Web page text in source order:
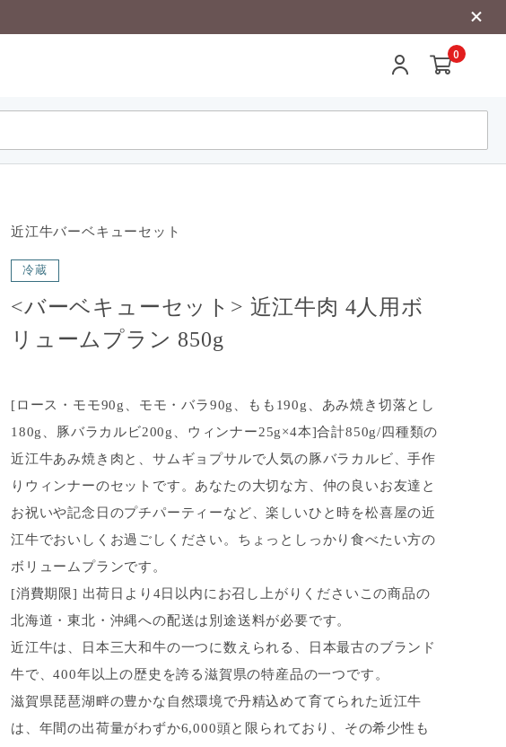
0
近江牛バーベキューセット
冷蔵
<バーベキューセット> 近江牛肉 4人用ボ
リュームプラン 850g
[ロース・モモ90g、モモ・バラ90g、もも190g、あみ焼き切落とし
180g、豚バラカルビ200g、ウィンナー25g×4本]合計850g/四種類の
近江牛あみ焼き肉と、サムギョプサルで人気の豚バラカルビ、手作
りウィンナーのセットです。あなたの大切な方、仲の良いお友達と
お祝いや記念日のプチパーティーなど、楽しいひと時を松喜屋の近
江牛でおいしくお過ごしください。ちょっとしっかり食べたい方の
ボリュームプランです。
[消費期限] 出荷日より4日以内にお召し上がりくださいこの商品の
北海道・東北・沖縄への配送は別途送料が必要です。
近江牛は、日本三大和牛の一つに数えられる、日本最古のブランド
牛で、400年以上の歴史を誇る滋賀県の特産品の一つです。
滋賀県琵琶湖畔の豊かな自然環境で丹精込めて育てられた近江牛
は、年間の出荷量がわずか6,000頭と限られており、その希少性も